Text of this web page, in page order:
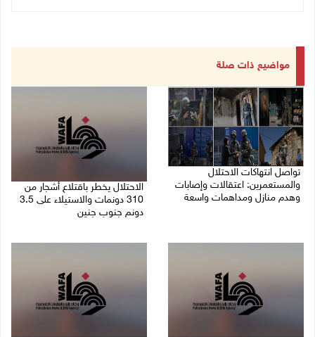
مواضيع ذات صلة
تواصل انتهاكات الاحتلال
والمستعمرين: اعتقالات وإصابات
وهدم منازل ومداهمات واسعة
الاحتلال يخطر باقتلاع أشجار من
310 دونمات والاستيلاء على 3.5
دونم جنوب جنين